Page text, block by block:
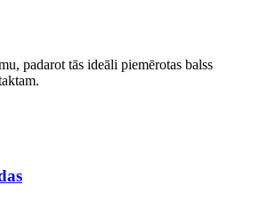
padarot tās ideāli piemērotas balss